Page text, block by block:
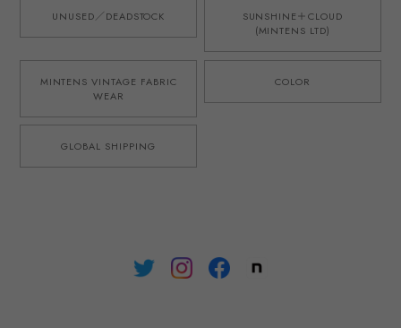
UNUSED／DEADSTOCK
SUNSHINE＋CLOUD
(MINTENS LTD)
MINTENS VINTAGE FABRIC
WEAR
COLOR
GLOBAL SHIPPING